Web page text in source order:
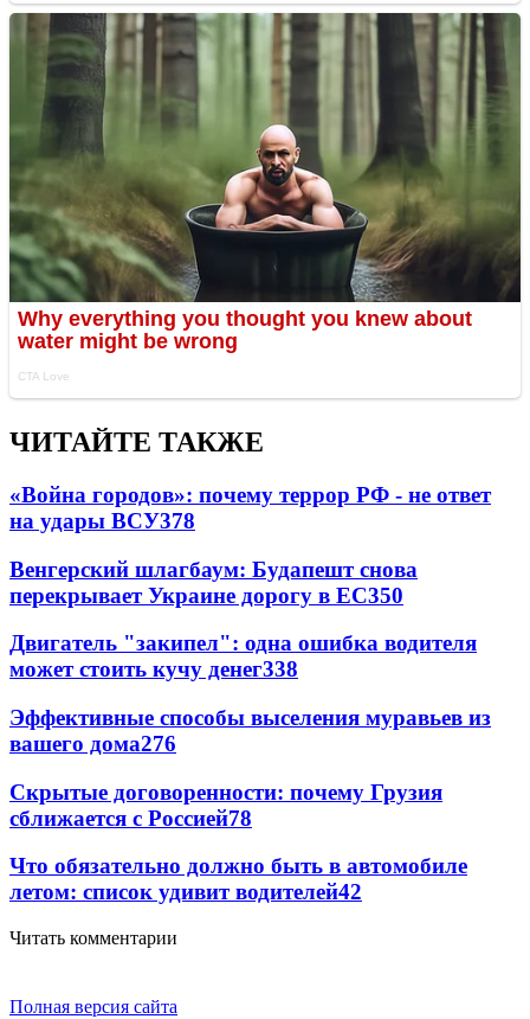
ЧИТАЙТЕ ТАКЖЕ
«Война городов»: почему террор РФ - не ответ
на удары ВСУ378
Венгерский шлагбаум: Будапешт снова
перекрывает Украине дорогу в ЕС350
Двигатель "закипел": одна ошибка водителя
может стоить кучу денег338
Эффективные способы выселения муравьев из
вашего дома276
Скрытые договоренности: почему Грузия
сближается с Россией78
Что обязательно должно быть в автомобиле
летом: список удивит водителей42
Читать комментарии
Полная версия сайта